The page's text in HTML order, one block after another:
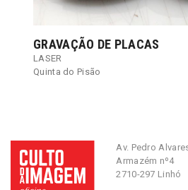
GRAVAÇÃO DE PLACAS
LASER
Quinta do Pisão
Av. Pedro
Armazém nº4
2710-297 Linhó